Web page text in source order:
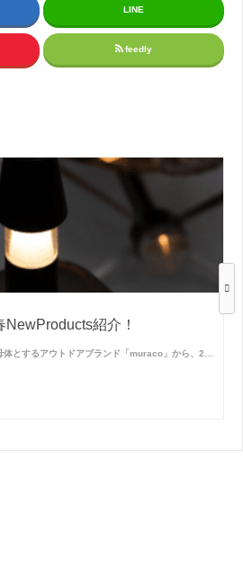
LINE
feedly
NewProducts紹介！
体とするアウトドアブランド「muraco」から、2…